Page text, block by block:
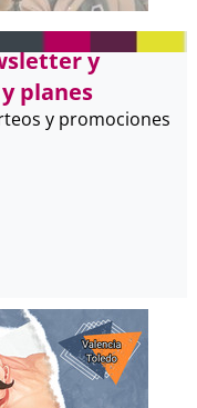
y
planes
y promociones